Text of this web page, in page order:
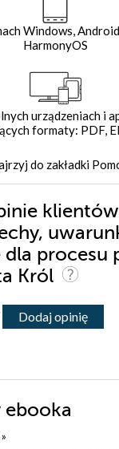
Windows,
HarmonyOS
urządzeniach i
formaty: PDF,
do zakładki
procesu
Król
Dodaj opinię
ebooka
»